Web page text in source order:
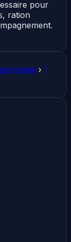
pour
ration
› 1